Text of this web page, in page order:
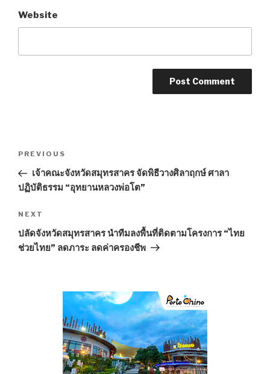
Website
Post
navigation
Previous
Post
PREVIOUS
เจ้าคณะจังหวัดสมุทรสาคร จัดพิธีวางศิลาฤกษ์ ศาลา
ปฏิบัติธรรม “อุทยานหลวงพ่อโต”
Next
Post
NEXT
ปลัดจังหวัดสมุทรสาคร นำทีมลงพื้นที่ติดตามโครงการ “ไทย
ช่วยไทย” ลดภาระ ลดค่าครองชีพ